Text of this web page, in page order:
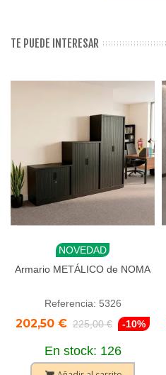
TE PUEDE INTERESAR
NOVEDAD
Armario METÁLICO de NOMA
Referencia: 5326
202,50 € 225,00 € -10%
En stock: 126